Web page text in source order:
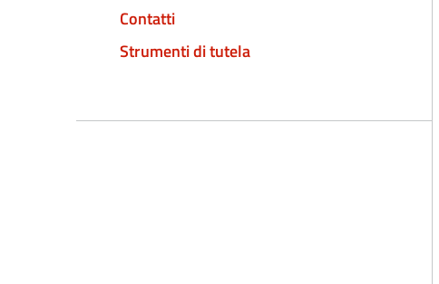
Contatti
Strumenti di tutela